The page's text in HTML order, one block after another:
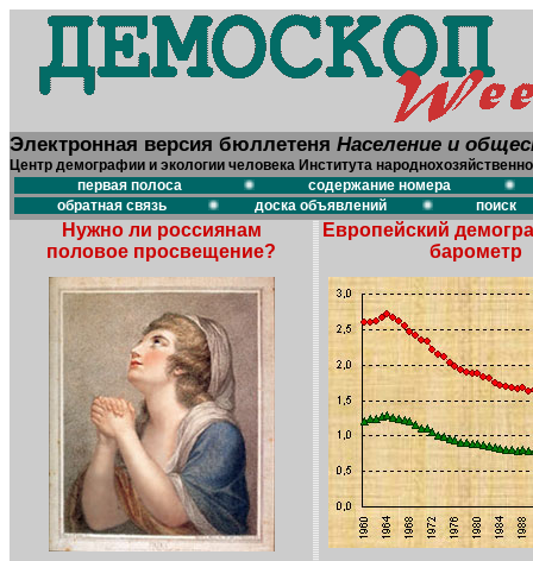
Электронная версия бюллетеня Население и
Центр демографии и экологии человека Института
первая полоса
содержание номера
обратная связь
доска объявлений поиск
Нужно ли россиянам
половое просвещение?
Европейский
барометр